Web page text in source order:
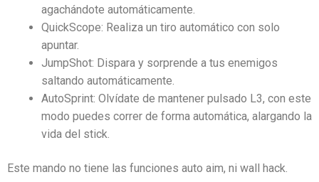
agachándote automáticamente.
QuickScope: Realiza un tiro automático con solo
apuntar.
JumpShot: Dispara y sorprende a tus enemigos
saltando automáticamente.
AutoSprint: Olvídate de mantener pulsado L3, con este
modo puedes correr de forma automática, alargando la
vida del stick.
Este mando no tiene las funciones auto aim, ni wall hack.